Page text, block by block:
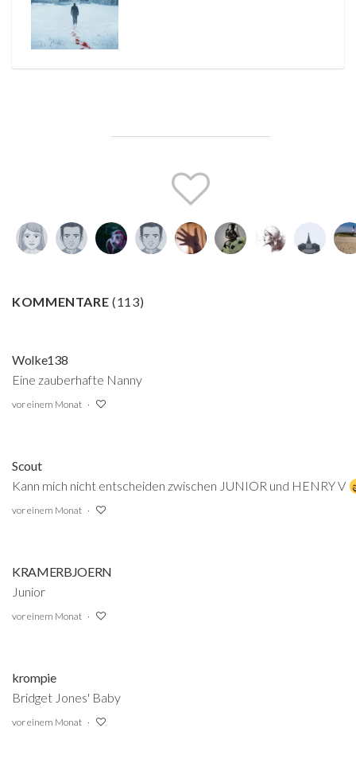
KOMMENTARE(113)
Wolke138
Eine zauberhafte Nanny
vor einem Monat
Scout
Kann mich nicht entscheiden zwischen JUNIOR und HENRY V
vor einem Monat
KRAMERBJOERN
Junior
vor einem Monat
krompie
Bridget Jones' Baby
vor einem Monat